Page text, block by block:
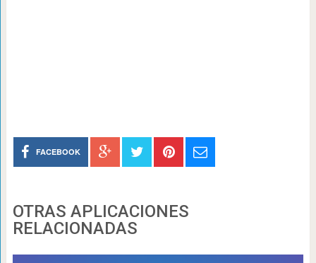
FACEBOOK
OTRAS APLICACIONES
RELACIONADAS